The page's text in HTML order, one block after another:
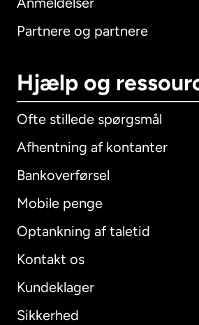
Partnere og partnere
Hjælp og
Ofte stillede spørgsmål
Afhentning af kontanter
Bankoverførsel
Mobile penge
Optankning af taletid
Kontakt os
Kundeklager
Sikkerhed